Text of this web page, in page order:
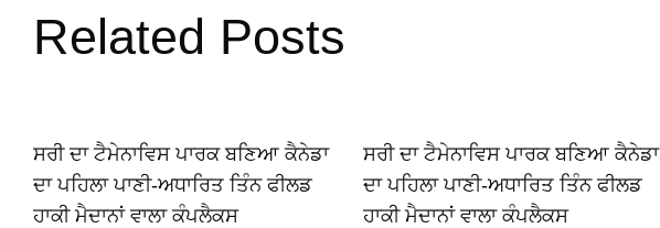
Related Posts
ਸਰੀ ਦਾ ਟੈਮੇਨਾਵਿਸ ਪਾਰਕ ਬਣਿਆ ਕੈਨੇਡਾ
ਦਾ ਪਹਿਲਾ ਪਾਣੀ-ਅਧਾਰਿਤ ਤਿੰਨ ਫੀਲਡ
ਹਾਕੀ ਮੈਦਾਨਾਂ ਵਾਲਾ ਕੰਪਲੈਕਸ
ਸਰੀ ਦਾ ਟੈਮੇਨਾਵਿਸ ਪਾਰਕ ਬਣਿਆ ਕੈਨੇਡਾ
ਦਾ ਪਹਿਲਾ ਪਾਣੀ-ਅਧਾਰਿਤ ਤਿੰਨ ਫੀਲਡ
ਹਾਕੀ ਮੈਦਾਨਾਂ ਵਾਲਾ ਕੰਪਲੈਕਸ